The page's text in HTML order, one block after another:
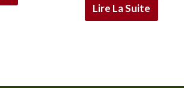
Lire La Suite